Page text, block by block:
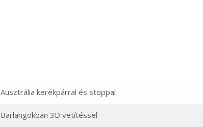
Ausztrália kerékpárral és stoppal
Barlangokban 3D vetítéssel